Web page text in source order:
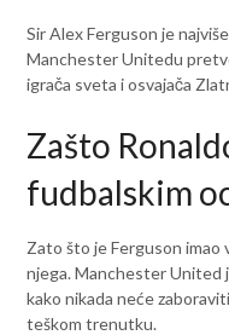
Sir Alex Ferguson je
Manchester Unitedu
igrača sveta i osvajača
Zašto
fudbalskim
Zato što je Ferguson imao
njega. Manchester United
kako nikada neće
teškom trenutku.